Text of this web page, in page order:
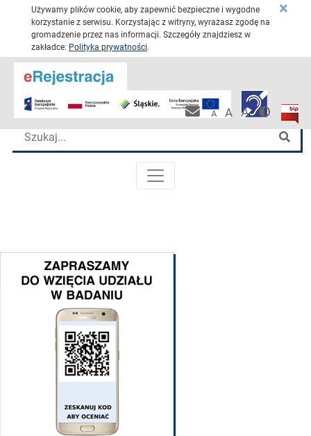
Używamy plików cookie, aby zapewnić bezpieczne i wygodne
korzystanie z serwisu. Korzystając z witryny, wyrażasz zgodę na
gromadzenie przez nas informacji. Szczegóły znajdziesz w
zakładce: Polityka prywatności.
×
Pracownicza
A A A
Katowickie Centrum Onkologii
Przejdź
Wyszukiwarka
MENU GŁÓWNE